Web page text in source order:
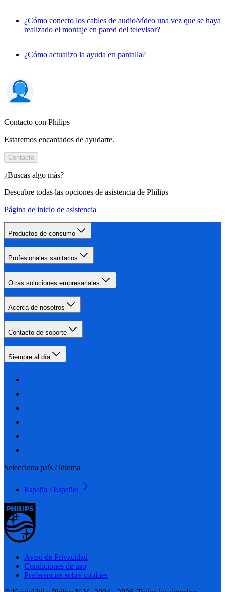
¿Cómo conecto los cables de audio/vídeo una vez que se haya
realizado el montaje en pared del televisor?
¿Cómo actualizo la ayuda en pantalla?
Contacto con Philips
Estaremos encantados de ayudarte.
Contacto
¿Buscas algo más?
Descubre todas las opciones de asistencia de Philips
Página de inicio de asistencia
Productos de consumo
Profesionales sanitarios
Otras soluciones empresariales
Acerca de nosotros
Contacto de soporte
Siempre al día
Selecciona país / idioma
España / Español
Aviso de Privacidad
Condiciones de uso
Preferencias sobre cookies